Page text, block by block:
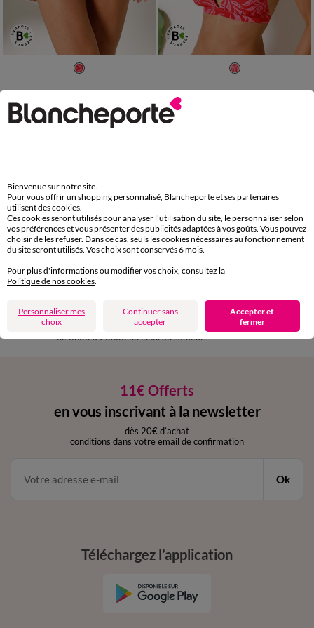
42
à partir de 18,99 €
-50% dès 2 art Code 899013
42
à partir de
-50% dès 2 art Code 899013
Payez plus tard ou en plusieurs fois
Livraison express
domicile, relais, consignes automatiques
Retours gratuits
sous 30 jours avec Mondial Relay uniquement
Service clients
par chat et par téléphone
de 8h00 à 20h00 du lundi au samedi
11€ Offerts
en vous inscrivant à la newsletter
dès 20€ d’achat
conditions dans votre email de confirmation
Ok
Téléchargez l’application
Bienvenue sur notre site.
Pour vous offrir un shopping personnalisé, Blancheporte et ses partenaires
utilisent des cookies.
Ces cookies seront utilisés pour analyser l'utilisation du site, le personnaliser selon
vos préférences et vous présenter des publicités adaptées à vos goûts. Vous pouvez
choisir de les refuser. Dans ce cas, seuls les cookies nécessaires au fonctionnement
du site seront utilisés. Vos choix sont conservés 6 mois.
Pour plus d'informations ou modifier vos choix, consultez la
Politique de nos cookies.
Personnaliser mes
choix
Continuer sans
accepter
Accepter et
fermer